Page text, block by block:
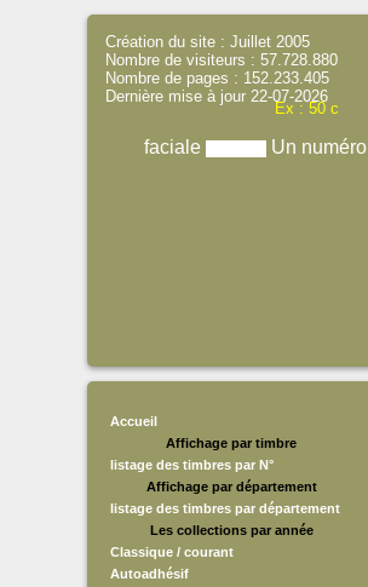
Ex : 50 c
faciale Un numéro
Création du site : Juillet 2005
Nombre de visiteurs : 57.728.880
Nombre de pages : 152.233.405
Dernière mise à jour 22-07-2026
Accueil
Affichage par timbre
listage des timbres par N°
Affichage par département
listage des timbres par département
Les collections par année
Classique / courant
Autoadhésif